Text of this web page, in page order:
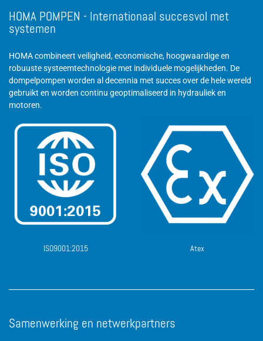
HOMA POMPEN - Internationaal succesvol met
systemen
HOMA combineert veiligheid, economische, hoogwaardige en
robuuste systeemtechnologie met individuele mogelijkheden. De
dompelpompen worden al decennia met succes over de hele wereld
gebruikt en worden continu geoptimaliseerd in hydrauliek en
motoren.
ISO9001:2015 Atex
Samenwerking en netwerkpartners